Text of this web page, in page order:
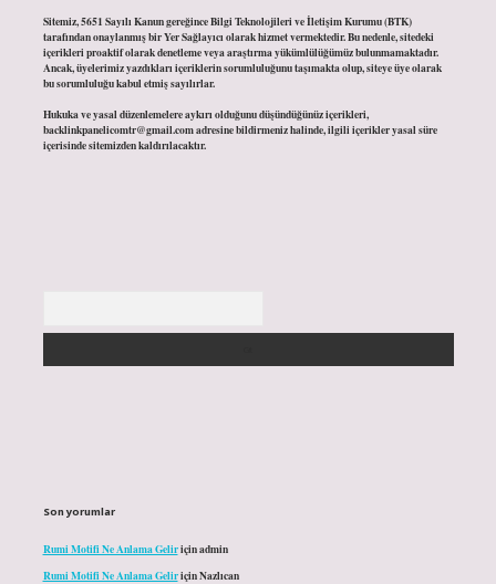
Sitemiz, 5651 Sayılı Kanun gereğince Bilgi Teknolojileri ve İletişim Kurumu (BTK)
tarafından onaylanmış bir Yer Sağlayıcı olarak hizmet vermektedir. Bu nedenle, sitedeki
içerikleri proaktif olarak denetleme veya araştırma yükümlülüğümüz bulunmamaktadır.
Ancak, üyelerimiz yazdıkları içeriklerin sorumluluğunu taşımakta olup, siteye üye olarak
bu sorumluluğu kabul etmiş sayılırlar.
Hukuka ve yasal düzenlemelere aykırı olduğunu düşündüğünüz içerikleri,
backlinkpanelicomtr@gmail.comadresine bildirmeniz halinde, ilgili içerikler yasal süre
içerisinde sitemizden kaldırılacaktır.
Son yorumlar
Rumi Motifi Ne Anlama Geliriçinadmin
Rumi Motifi Ne Anlama GeliriçinNazlıcan